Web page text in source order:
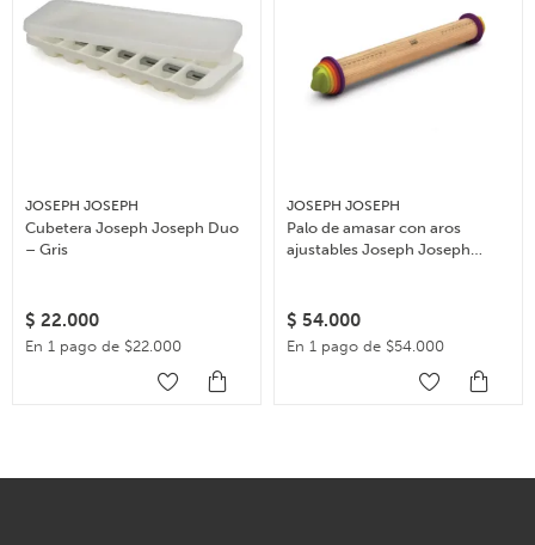
JOSEPH JOSEPH
Cubetera Joseph Joseph Duo
– Gris
$ 22.000
En 1 pago de $22.000
JOSEPH JOSEPH
Palo de amasar con aros
ajustables Joseph Joseph
$ 54.000
En 1 pago de $54.000